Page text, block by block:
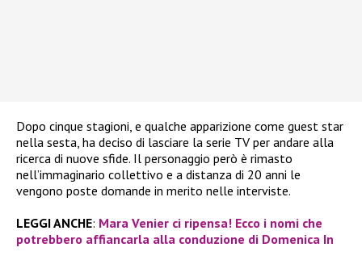
Dopo cinque stagioni, e qualche apparizione come guest star
nella sesta, ha deciso di lasciare la serie TV per andare alla
ricerca di nuove sfide. Il personaggio però è rimasto
nell’immaginario collettivo e a distanza di 20 anni le
vengono poste domande in merito nelle interviste.
LEGGI ANCHE: Mara Venier ci ripensa! Ecco i nomi che
potrebbero affiancarla alla conduzione di Domenica In